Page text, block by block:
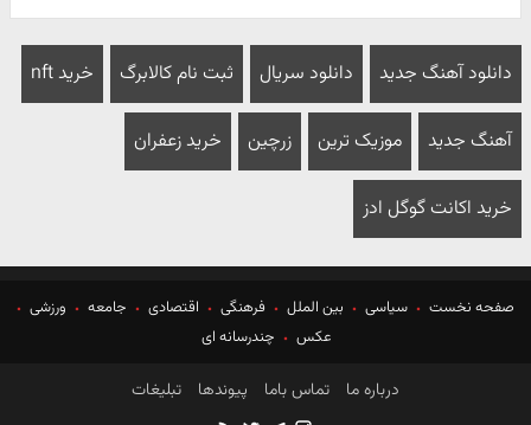
دانلود آهنگ جدید دانلود سریال ثبت نام کالابرگ خرید nft
آهنگ جدید موزیک ترین زرچین خرید زعفران
خرید اکانت گوگل ادز
صفحه نخست سیاسی بین الملل فرهنگی اقتصادی جامعه
ورزشی
عکس
چندرسانه ای
درباره ما تماس باما پیوندها تبلیغات